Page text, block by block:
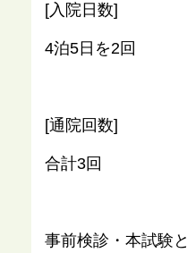
[入院日数]
4泊5日を2回
[通院回数]
合計3回
事前検診・本試験